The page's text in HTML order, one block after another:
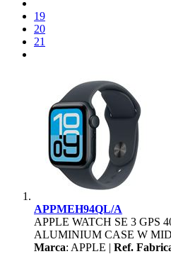
19
20
21
APPMEH94QL/A
APPLE WATCH SE 3 GPS
ALUMINIUM CASE W
Marca: APPLE | Ref.